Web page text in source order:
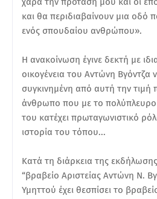
και θα περιδιαβαίνουν μια οδό
ενός σπουδαίου ανθρώπου».
Η ανακοίνωση έγινε δεκτή με
οικογένεια του Αντώνη Βγόντζα
συγκινημένη από αυτή την τιμή
άνθρωπο που με το
του κατέχει πρωταγωνιστικό
ιστορία του τόπου...
Κατά τη διάρκεια της
“βραβείο Αριστείας Αντώνη Ν.
Υμηττού έχει θεσπίσει το